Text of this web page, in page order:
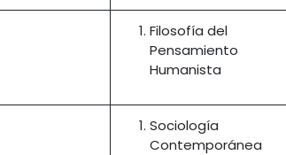
Filosofía del
Pensamiento
Humanista
Sociología
Contemporánea